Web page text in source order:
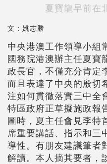
夏寶龍早前在
文：姚志勝
中央港澳工作領導小組
國務院港澳辦主任夏寶
政長官，不僅充分肯定
而且表達了中央的殷切
注如何貫徹落實三中全
特區政府正草擬施政報
圖時，夏主任會見李特
席重要講話、指示和三
導性。有朋友建議筆者
解讀。本人摘其要者，